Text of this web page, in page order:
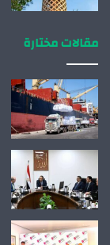
مقالات مختارة